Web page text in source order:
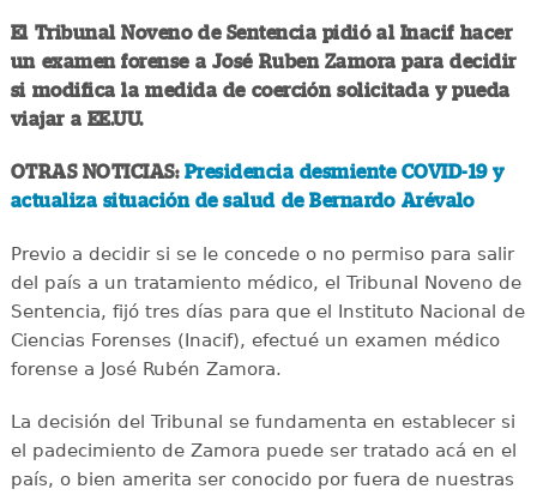
El Tribunal Noveno de Sentencia pidió al Inacif hacer
un examen forense a José Ruben Zamora para decidir
si modifica la medida de coerción solicitada y pueda
viajar a EE.UU.
OTRAS NOTICIAS: Presidencia desmiente COVID-19 y
actualiza situación de salud de Bernardo Arévalo
Previo a decidir si se le concede o no permiso para salir
del país a un tratamiento médico, el Tribunal Noveno de
Sentencia, fijó tres días para que el Instituto Nacional de
Ciencias Forenses (Inacif), efectué un examen médico
forense a José Rubén Zamora.
La decisión del Tribunal se fundamenta en establecer si
el padecimiento de Zamora puede ser tratado acá en el
país, o bien amerita ser conocido por fuera de nuestras